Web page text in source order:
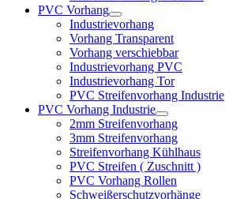
PVC Vorhang
Industrievorhang
Vorhang Transparent
Vorhang verschiebbar
Industrievorhang PVC
Industrievorhang Tor
PVC Streifenvorhang Industrie
PVC Vorhang Industrie
2mm Streifenvorhang
3mm Streifenvorhang
Streifenvorhang Kühlhaus
PVC Streifen ( Zuschnitt )
PVC Vorhang Rollen
Schweißerschutzvorhänge